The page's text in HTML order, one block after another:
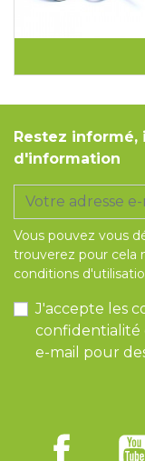
Restez
d'information
Vous pouvez vous
trouverez pour cela
conditions
J'accepte les
confidentialité
e-mail pour